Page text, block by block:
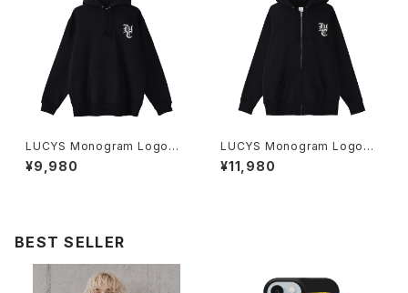
LUCYS Monogram Logoプ
ルオーバーパーカー 1014-230
221321
¥9,980
LUCYS Monogram Logoフ
ルジップパーカー 1014-23022
1323
¥11,980
BEST SELLER